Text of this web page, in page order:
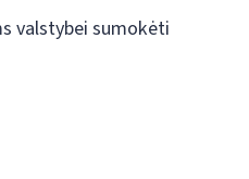
valstybei sumokėti